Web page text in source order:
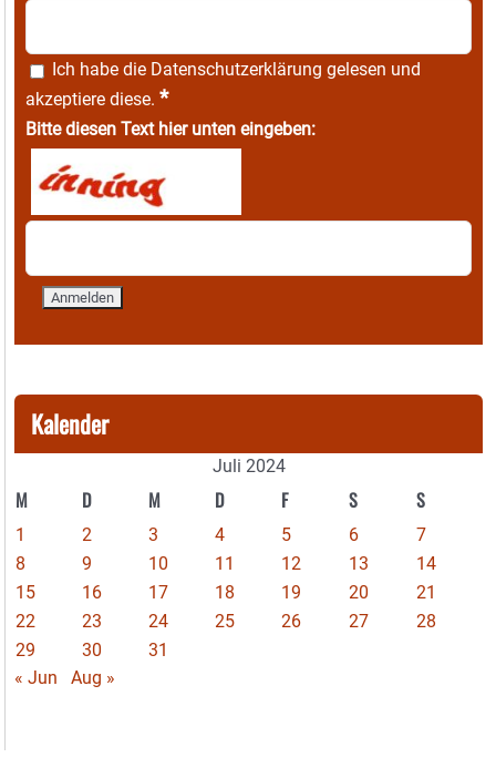
Ich habe die Datenschutzerklärung gelesen und
akzeptiere diese. *
Bitte diesen Text hier unten eingeben:
Kalender
Juli 2024
M D M D F S S
1 2 3 4 5 6
7
8
9 10 11 12 13
14
15
16 17 18 19 20
21
22
23 24 25 26 27
28
29
30
31
« Jun
Aug »